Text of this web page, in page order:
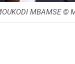
MBAMSE ©